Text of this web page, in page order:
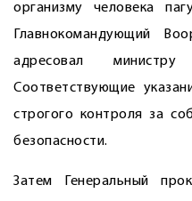
организму человека
Главнокомандующий
адресовал министру
Соответствующие
строгого контроля за
безопасности.
Затем Генеральный